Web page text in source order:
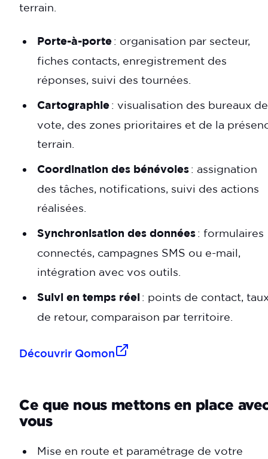
terrain.
Porte-à-porte : organisation par secteur,
fiches contacts, enregistrement des
réponses, suivi des tournées.
Cartographie : visualisation des bureaux de
vote, des zones prioritaires et de la
terrain.
Coordination des bénévoles : assignation
des tâches, notifications, suivi des actions
réalisées.
Synchronisation des données : formulaires
connectés, campagnes SMS ou e-mail,
intégration avec vos outils.
Suivi en temps réel : points de contact,
de retour, comparaison par territoire.
Découvrir Qomon
Ce que nous mettons en place
vous
Mise en route et paramétrage de votre